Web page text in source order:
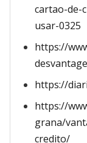
cartao-de-
usar-0325
https://
https://
https://
grana/
credito/